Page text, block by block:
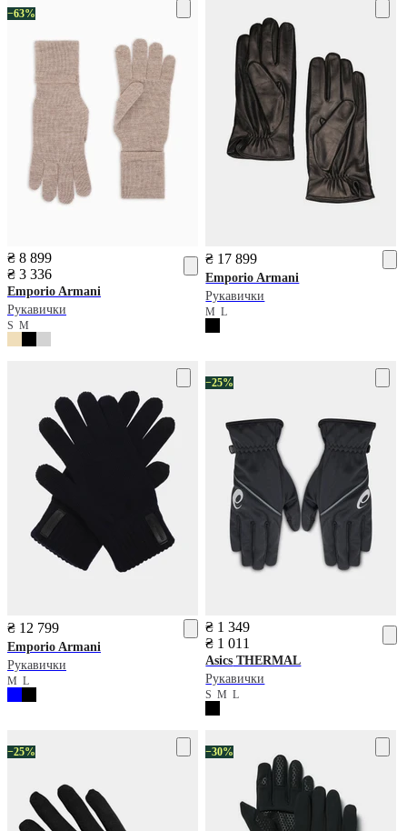
−63%
₴ 8 899
₴ 3 336
Emporio Armani
Рукавички
S M
₴ 17 899
Emporio Armani
Рукавички
ML
₴ 12 799
Emporio Armani
Рукавички
M L
−25%
₴ 1 349
₴ 1 011
Asics THERMAL
Рукавички
SML
−25% −30%